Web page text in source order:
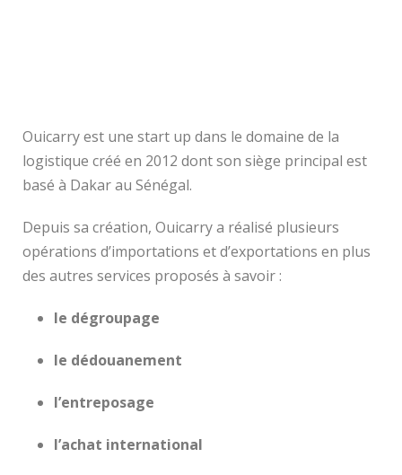
Ouicarry est une start up dans le domaine de la
logistique créé en 2012 dont son siège principal est
basé à Dakar au Sénégal.
Depuis sa création, Ouicarry a réalisé plusieurs
opérations d’importations et d’exportations en plus
des autres services proposés à savoir :
le dégroupage
le dédouanement
l’entreposage
l’achat international